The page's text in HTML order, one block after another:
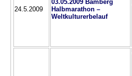
24.5.2009
03.05.2009 Bamberg
Halbmarathon –
Weltkulturerbelauf